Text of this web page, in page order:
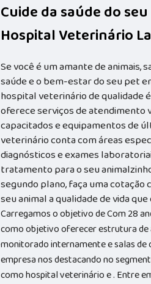
Cuide da saúde do
Hospital Veterinário
Se você é um amante de
saúde e o bem-estar do seu pet
hospital veterinário de qualidade
oferece serviços de
capacitados e equipamentos de
veterinário conta com áreas
diagnósticos e exames
tratamento para o seu
segundo plano, faça uma cotação
seu animal a qualidade de vida
Carregamos o objetivo de Com 28
como objetivo oferecer estrutura
monitorado internamente e salas de
empresa nos destacando no
como hospital veterinário e . Entre